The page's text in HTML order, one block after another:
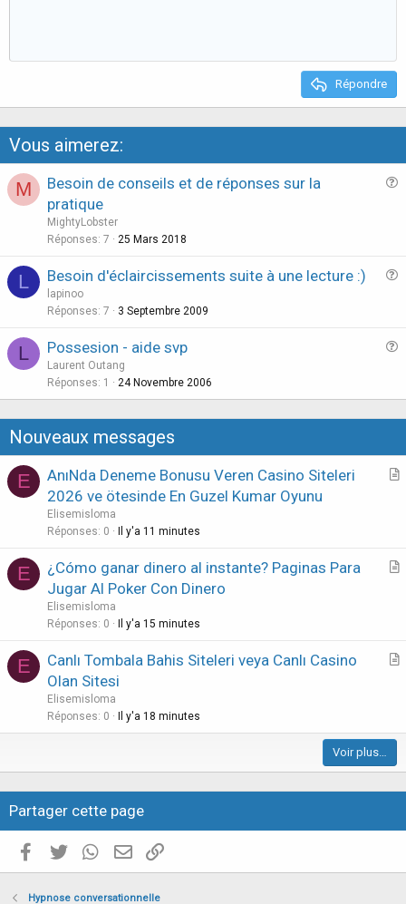
t
Répondre
Vous aimerez:
M
Besoin de conseils et de réponses sur la
pratique
MightyLobster
Réponses 7 25 Mars 2018
L Besoin d'éclaircissements suite à une lecture :)
lapinoo
Réponses 7 3 Septembre 2009
L
s
t
o
n
Possesion - aide svp
Laurent Outang
Réponses 1 24 Novembre 2006
Nouveaux messages
E
A
l
AnıNda Deneme Bonusu Veren Casino Siteleri
2026 ve ötesinde En Guzel Kumar Oyunu
Elisemisloma
Réponses 0 Il y'a 11 minutes
E
A
l
¿Cómo ganar dinero al instante? Paginas Para
Jugar Al Poker Con Dinero
Elisemisloma
Réponses 0 Il y'a 15 minutes
E
A
c
e
Canlı Tombala Bahis Siteleri veya Canlı Casino
Olan Sitesi
Elisemisloma
Réponses 0 Il y'a 18 minutes
Voir plus…
Partager cette page
Facebook
Twitter WhatsAppE-mail valide
Hypnose conversationnelle